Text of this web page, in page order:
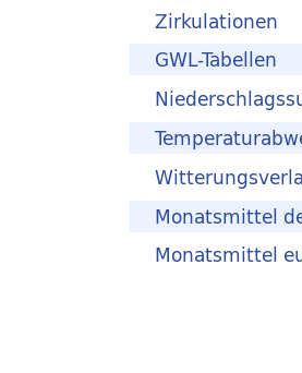
Zirkulationen
GWL-Tabellen
Monatsmittel
Monatsmittel